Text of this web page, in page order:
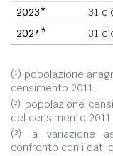
2023*
31
2024*
31
(¹) popolazione
censimento 2011
(²) popolazione
del censimento 2011
(³) la variazione
confronto con i dati